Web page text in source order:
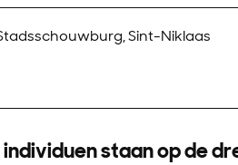
Sint-Niklaas
staan op de